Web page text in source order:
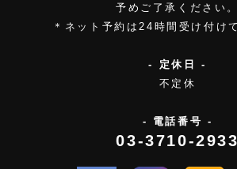
予めご了承ください。
＊ネット予約は24時間受け付け
- 定休日 -
不定休
- 電話番号 -
03-3710-2933